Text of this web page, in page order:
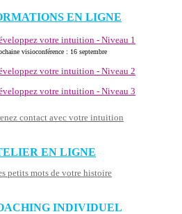
EN LIGNE
votre intuition - Niveau 1
visioconférence : 16 septembre
votre intuition - Niveau 2
votre intuition - Niveau 3
contact avec votre intuition
EN LIGNE
petits mots de votre histoire
INDIVIDUEL